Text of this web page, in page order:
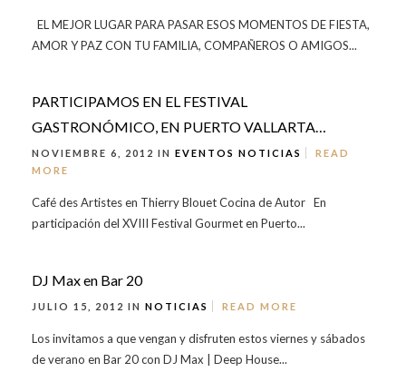
EL MEJOR LUGAR PARA PASAR ESOS MOMENTOS DE FIESTA,
AMOR Y PAZ CON TU FAMILIA, COMPAÑEROS O AMIGOS...
PARTICIPAMOS EN EL FESTIVAL
GASTRONÓMICO, EN PUERTO VALLARTA…
NOVIEMBRE 6, 2012 IN EVENTOS NOTICIAS
READ
MORE
Café des Artistes en Thierry Blouet Cocina de Autor En
participación del XVIII Festival Gourmet en Puerto...
DJ Max en Bar 20
JULIO 15, 2012 IN NOTICIAS READ MORE
Los invitamos a que vengan y disfruten estos viernes y sábados
de verano en Bar 20 con DJ Max | Deep House...